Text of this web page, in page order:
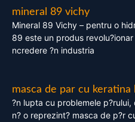
mineral 89 vichy
Mineral 89 Vichy – pentru o
89 este un produs
ncredere ?n industria
masca de par cu keratina
?n lupta cu problemele p?rului,
n? o reprezint? masca de p?r